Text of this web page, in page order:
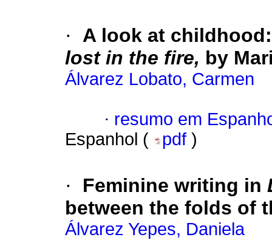
·
A look at
lost in the fire, by
Álvarez Lobato, Carmen
· resumo em
Espanhol (
pdf )
· Feminine writing in
between the folds of
Álvarez Yepes, Daniela